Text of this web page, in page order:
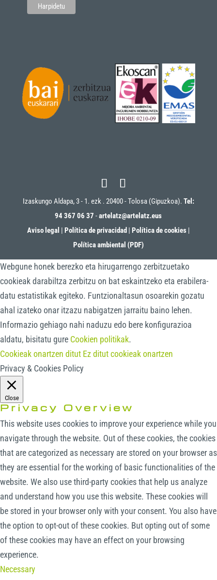
Izaskungo Aldapa, 3 - 1. ezk . 20400 - Tolosa (Gipuzkoa). Tel:
94 367 06 37 -artelatz@artelatz.eus
Aviso legal
Política de privacidad Política de cookies|
Política ambiental (PDF)
Webgune honek berezko eta hirugarrengo zerbitzuetako
cookieak darabiltza zerbitzu on bat eskaintzeko eta erabilera-
datu estatistikak egiteko. Funtzionaltasun osoarekin gozatu
ahal izateko onar itzazu nabigatzen jarraitu baino lehen.
Informazio gehiago nahi naduzu edo bere konfigurazioa
aldatu, bisitatu gure Cookien politikak.
Cookieak onartzen ditut Ez ditut cookieak onartzen
Privacy & Cookies Policy
Close
Privacy Overview
This website uses cookies to improve your experience while you
navigate through the website. Out of these cookies, the cookies
that are categorized as necessary are stored on your browser as
they are essential for the working of basic functionalities of the
website. We also use third-party cookies that help us analyze
and understand how you use this website. These cookies will
be stored in your browser only with your consent. You also have
the option to opt-out of these cookies. But opting out of some
of these cookies may have an effect on your browsing
experience.
Necessary